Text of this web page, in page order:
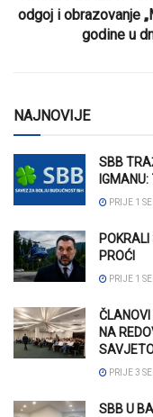
odgoj i obrazovanje
godine u
NAJNOVIJE
SBB
PRIJE 1
PROĆI
PRIJE 1
ČLANOVI
NA
PRIJE 3
SBB U